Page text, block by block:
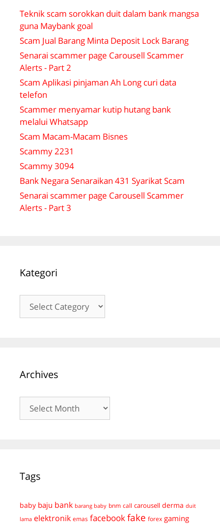
Teknik scam sorokkan duit dalam bank mangsa
guna Maybank goal
Scam Jual Barang Minta Deposit Lock Barang
Senarai scammer page Carousell Scammer
Alerts - Part 2
Scam Aplikasi pinjaman Ah Long curi data
telefon
Scammer menyamar kutip hutang bank
melalui Whatsapp
Scam Macam-Macam Bisnes
Scammy 2231
Scammy 3094
Bank Negara Senaraikan 431 Syarikat Scam
Senarai scammer page Carousell Scammer
Alerts - Part 3
Kategori
Archives
Tags
baby baju bank barang baby bnm call carousell derma duit
lama elektronik emas facebook fake forex gaming